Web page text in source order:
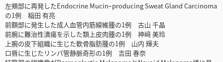
左頰部に再発したEndocrine Mucinｰproducing Sweat Gland Carcinoma
の1例 稲田 有亮
前額部に発生した成人血管内筋線維腫の1例 古山 千晶
前腕に難治性潰瘍を示した類上皮肉腫の1例 神﨑 美玲
上腕の皮下組織に生じた軟骨脂肪腫の1例 山内 輝夫
口唇に生じたリンパ管静脈奇形の1例 吉田 春奈